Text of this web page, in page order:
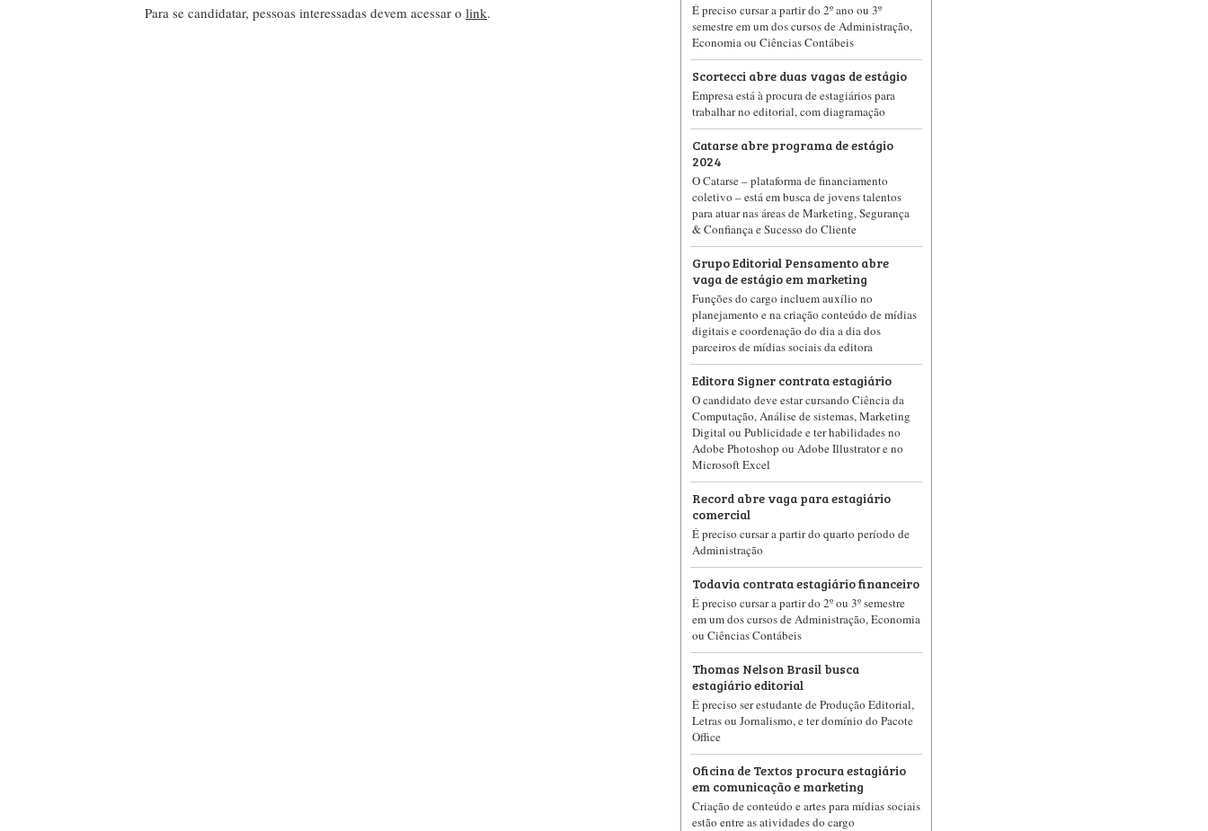
Para se candidatar, pessoas interessadas devem acessar o link.
É preciso cursar a partir do 2º ano ou 3º
semestre em um dos cursos de Administração,
Economia ou Ciências Contábeis
Scortecci abre duas vagas de estágio
Empresa está à procura de estagiários para
trabalhar no editorial, com diagramação
Catarse abre programa de estágio
2024
O Catarse – plataforma de financiamento
coletivo – está em busca de jovens talentos
para atuar nas áreas de Marketing, Segurança
& Confiança e Sucesso do Cliente
Grupo Editorial Pensamento abre
vaga de estágio em marketing
Funções do cargo incluem auxílio no
planejamento e na criação conteúdo de mídias
digitais e coordenação do dia a dia dos
parceiros de mídias sociais da editora
Editora Signer contrata estagiário
O candidato deve estar cursando Ciência da
Computação, Análise de sistemas, Marketing
Digital ou Publicidade e ter habilidades no
Adobe Photoshop ou Adobe Illustrator e no
Microsoft Excel
Record abre vaga para estagiário
comercial
É preciso cursar a partir do quarto período de
Administração
Todavia contrata estagiário financeiro
É preciso cursar a partir do 2º ou 3º semestre
em um dos cursos de Administração, Economia
ou Ciências Contábeis
Thomas Nelson Brasil busca
estagiário editorial
É preciso ser estudante de Produção Editorial,
Letras ou Jornalismo, e ter domínio do Pacote
Office
Oficina de Textos procura estagiário
em comunicação e marketing
Criação de conteúdo e artes para mídias sociais
estão entre as atividades do cargo